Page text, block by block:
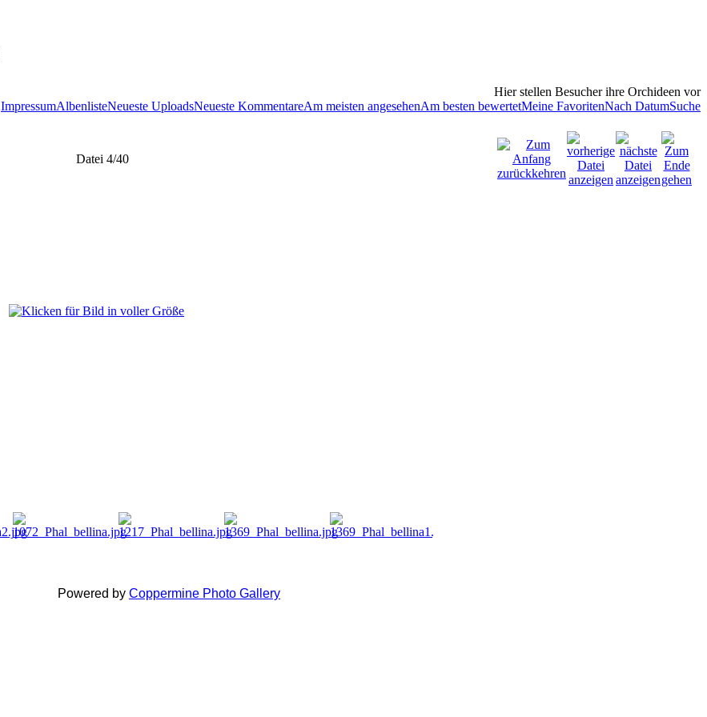
Hier stellen Besucher ihre Orchideen vor
ImpressumAlbenlisteNeueste UploadsNeueste KommentareAm meisten angesehenAm besten bewertetMeine FavoritenNach DatumSuche
Datei 4/40
Powered by Coppermine Photo Gallery